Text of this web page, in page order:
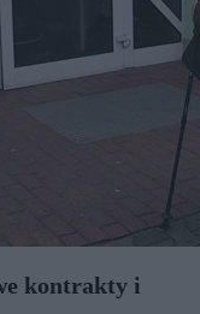
kontrakty i